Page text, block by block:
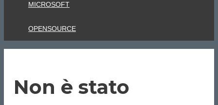
MICROSOFT
OPENSOURCE
Non è stato